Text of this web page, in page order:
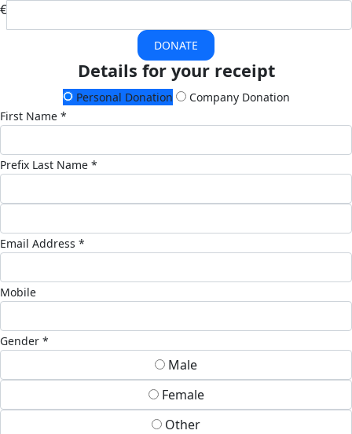
€
DONATE
Details for your receipt
Personal Donation
Company Donation
First Name *
Prefix Last Name *
Email Address *
Mobile
Gender *
Male
Female
Other